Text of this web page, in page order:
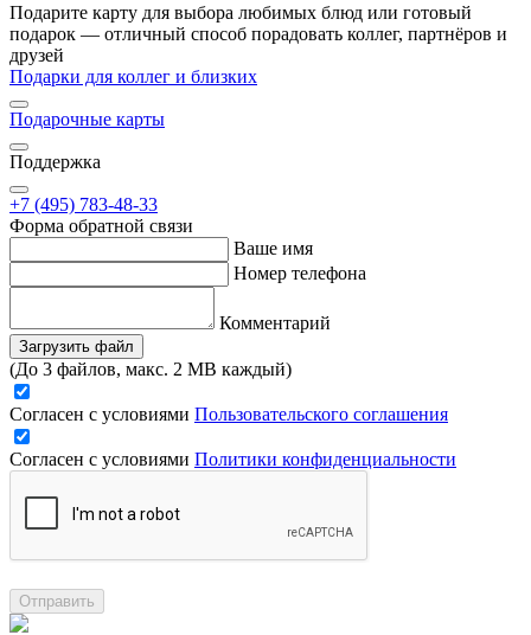
Подарите карту для выбора любимых блюд или готовый
подарок — отличный способ порадовать коллег, партнёров и
друзей
Подарки для коллег и близких
Подарочные карты
Поддержка
+7 (495) 783-48-33
Форма обратной связи
Ваше имя
Номер телефона
Комментарий
Загрузить файл
(До 3 файлов, макс. 2 MB каждый)
Согласен с условиями Пользовательского соглашения
Согласен с условиями Политики конфиденциальности
Отправить